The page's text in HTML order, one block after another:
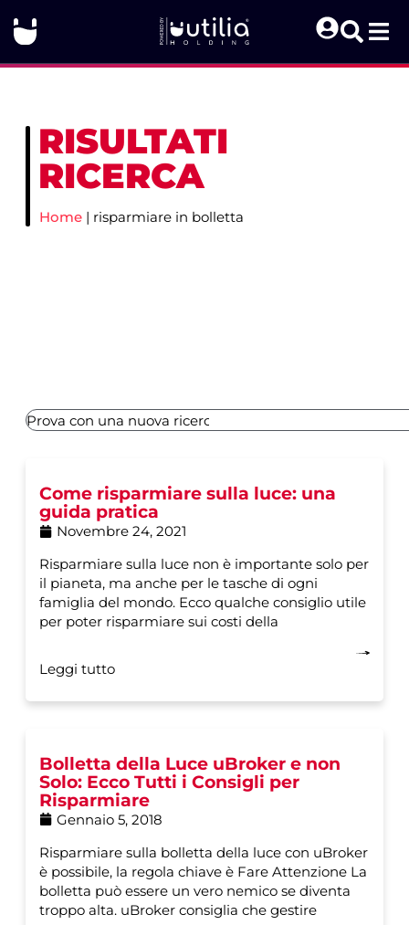
RISULTATI
RICERCA
Home | risparmiare in bolletta
Come risparmiare sulla luce: una
guida pratica
Novembre 24, 2021
Risparmiare sulla luce non è importante solo per
il pianeta, ma anche per le tasche di ogni
famiglia del mondo. Ecco qualche consiglio utile
per poter risparmiare sui costi della
Leggi tutto
Bolletta della Luce uBroker e non
Solo: Ecco Tutti i Consigli per
Risparmiare
Gennaio 5, 2018
Risparmiare sulla bolletta della luce con uBroker
è possibile, la regola chiave è Fare Attenzione La
bolletta può essere un vero nemico se diventa
troppo alta. uBroker consiglia che gestire